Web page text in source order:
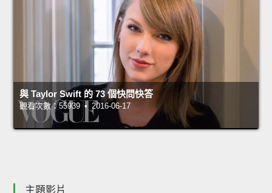
與 Taylor Swift 的 73 個快問快答
觀看次數：55939 • 2016-06-17
主題影片